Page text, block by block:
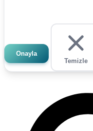
Onayla
Temizle